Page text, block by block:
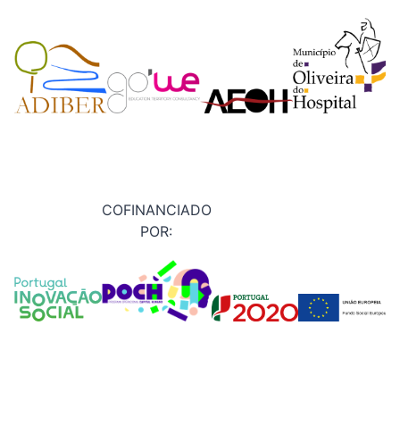
COFINANCIADO
POR: